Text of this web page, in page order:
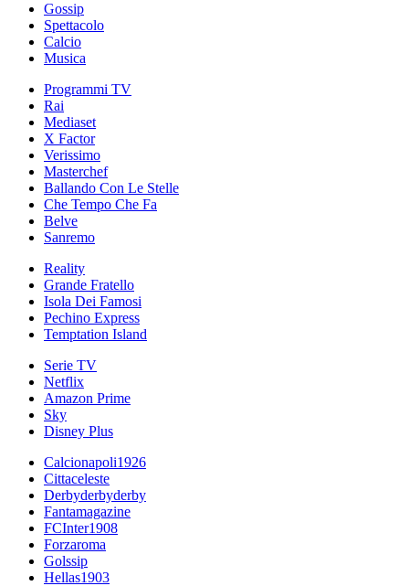
Gossip
Spettacolo
Calcio
Musica
Programmi TV
Rai
Mediaset
X Factor
Verissimo
Masterchef
Ballando Con Le Stelle
Che Tempo Che Fa
Belve
Sanremo
Reality
Grande Fratello
Isola Dei Famosi
Pechino Express
Temptation Island
Serie TV
Netflix
Amazon Prime
Sky
Disney Plus
Calcionapoli1926
Cittaceleste
Derbyderbyderby
Fantamagazine
FCInter1908
Forzaroma
Golssip
Hellas1903